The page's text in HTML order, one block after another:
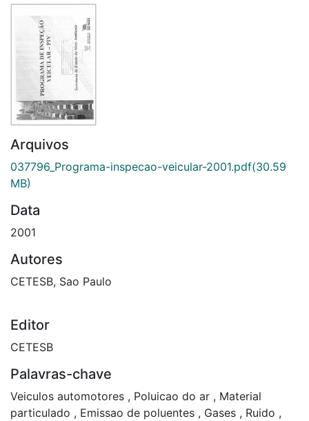
Doações/Aquisições
Fale Conosco
Arquivos
037796_Programa-inspecao-veicular-2001.pdf(30.59
MB)
Data
2001
Autores
CETESB, Sao Paulo
Editor
CETESB
Palavras-chave
Veiculos automotores , Poluicao do ar , Material
particulado , Emissao de poluentes , Gases , Ruido ,